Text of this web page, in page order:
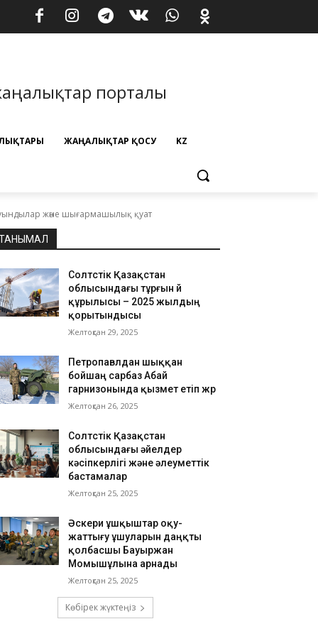
порталы
ЖАҢАЛЫҚТАР ҚОСУ KZ
және шығармашылық қуат
Солтүстік Қазақстан
облысындағы тұрғын үй
құрылысы – 2025 жылдың
қорытындысы
Желтоқсан 29, 2025
Петропавлдан шыққан
бойшаң сарбаз Абай
гарнизонында қызмет етіп жүр
Желтоқсан 26, 2025
Солтүстік Қазақстан
облысындағы әйелдер
кәсіпкерлігі және әлеуметтік
бастамалар
Желтоқсан 25, 2025
Әскери ұшқыштар оқу-
жаттығу ұшуларын даңқты
қолбасшы Бауыржан
Момышұлына арнады
Желтоқсан 25, 2025
Көбірек жүктеңіз